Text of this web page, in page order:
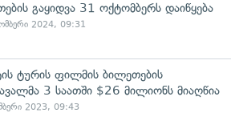
გაყიდვა 31 ოქტომბერს დაიწყება
2024, 09:31
ტურის ფილმის ბილეთების
3 საათში $26 მილიონს მიაღწია
2023, 09:43